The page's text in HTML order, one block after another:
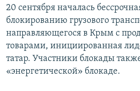
20 сентября началась
блокированию грузового
направляющегося в Крым с
товарами, инициированная
татар. Участники блокады
«энергетической» блокаде.